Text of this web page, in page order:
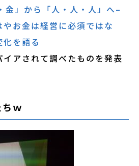
金」から「人・人・人」へ–
お金は経営に必須ではな
を語る
アされて調べたものを発表
ｗ